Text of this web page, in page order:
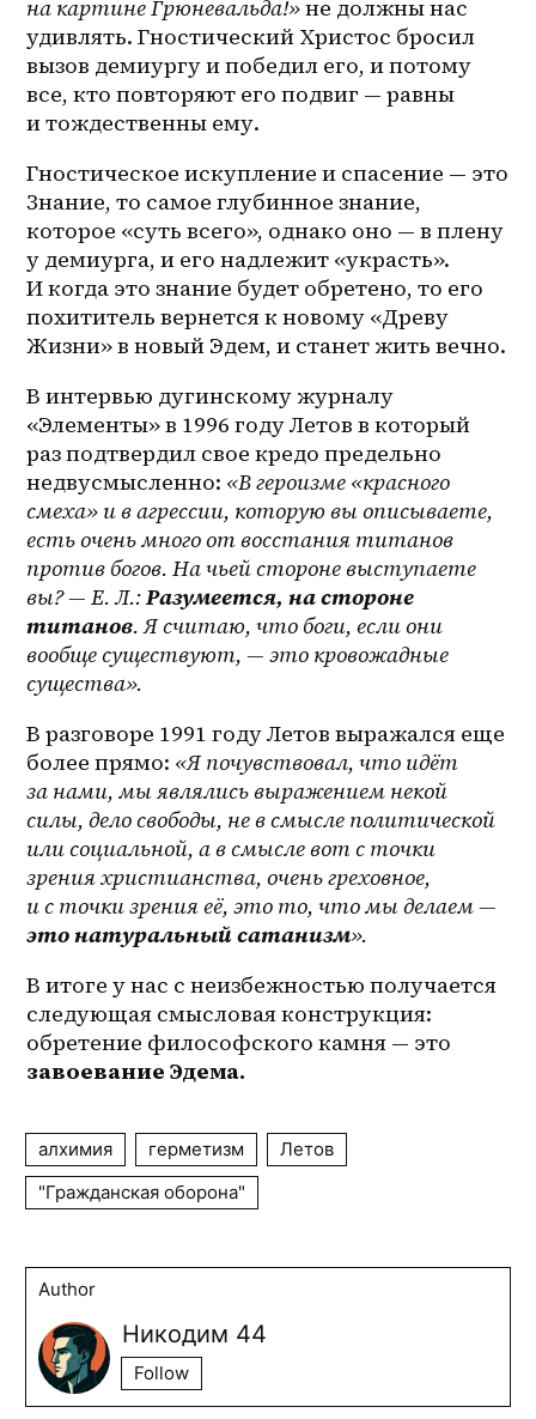
на картине Грюневальда!» не должны нас
удивлять. Гностический Христос бросил
вызов демиургу и победил его, и потому
все, кто повторяют его подвиг — равны
и тождественны ему.
Гностическое искупление и спасение — это
Знание, то самое глубинное знание,
которое «суть всего», однако оно — в плену
у демиурга, и его надлежит «украсть».
И когда это знание будет обретено, то его
похититель вернется к новому «Древу
Жизни» в новый Эдем, и станет жить вечно.
В интервью дугинскому журналу
«Элементы» в 1996 году Летов в который
раз подтвердил свое кредо предельно
недвусмысленно: «В героизме «красного
смеха» и в агрессии, которую вы описываете,
есть очень много от восстания титанов
против богов. На чьей стороне выступаете
вы? — Е. Л.: Разумеется, на стороне
титанов. Я считаю, что боги, если они
вообще существуют, — это кровожадные
существа».
В разговоре 1991 году Летов выражался еще
более прямо: «Я почувствовал, что идёт
за нами, мы являлись выражением некой
силы, дело свободы, не в смысле политической
или социальной, а в смысле вот с точки
зрения христианства, очень греховное,
это натуральный сатанизм».
В итоге у нас с неизбежностью получается
следующая смысловая конструкция:
обретение философского камня — это
завоевание Эдема.
алхимия герметизм
Летов
"Гражданская оборона"
Author
Никодим 44
Follow